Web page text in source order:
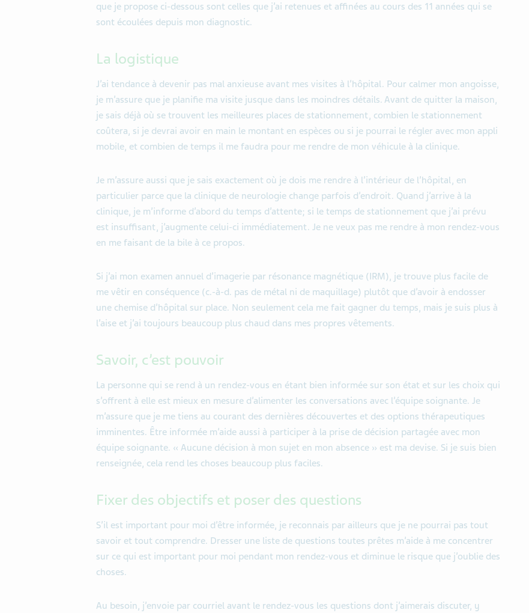
que je propose ci-dessous sont celles que j’ai retenues et affinées au cours des 11 années qui se
sont écoulées depuis mon diagnostic.
La logistique
J’ai tendance à devenir pas mal anxieuse avant mes visites à l’hôpital. Pour calmer mon angoisse,
je m’assure que je planifie ma visite jusque dans les moindres détails. Avant de quitter la maison,
je sais déjà où se trouvent les meilleures places de stationnement, combien le stationnement
coûtera, si je devrai avoir en main le montant en espèces ou si je pourrai le régler avec mon appli
mobile, et combien de temps il me faudra pour me rendre de mon véhicule à la clinique.
Je m’assure aussi que je sais exactement où je dois me rendre à l’intérieur de l’hôpital, en
particulier parce que la clinique de neurologie change parfois d’endroit. Quand j’arrive à la
clinique, je m’informe d’abord du temps d’attente; si le temps de stationnement que j’ai prévu
est insuffisant, j’augmente celui-ci immédiatement. Je ne veux pas me rendre à mon rendez-vous
en me faisant de la bile à ce propos.
Si j’ai mon examen annuel d’imagerie par résonance magnétique (IRM), je trouve plus facile de
me vêtir en conséquence (c.-à-d. pas de métal ni de maquillage) plutôt que d’avoir à endosser
une chemise d’hôpital sur place. Non seulement cela me fait gagner du temps, mais je suis plus à
l’aise et j’ai toujours beaucoup plus chaud dans mes propres vêtements.
Savoir, c’est pouvoir
La personne qui se rend à un rendez-vous en étant bien informée sur son état et sur les choix qui
s’offrent à elle est mieux en mesure d’alimenter les conversations avec l’équipe soignante. Je
m’assure que je me tiens au courant des dernières découvertes et des options thérapeutiques
imminentes. Être informée m’aide aussi à participer à la prise de décision partagée avec mon
équipe soignante. « Aucune décision à mon sujet en mon absence » est ma devise. Si je suis bien
renseignée, cela rend les choses beaucoup plus faciles.
Fixer des objectifs et poser des questions
S’il est important pour moi d’être informée, je reconnais par ailleurs que je ne pourrai pas tout
savoir et tout comprendre. Dresser une liste de questions toutes prêtes m’aide à me concentrer
sur ce qui est important pour moi pendant mon rendez-vous et diminue le risque que j’oublie des
choses.
Au besoin, j’envoie par courriel avant le rendez-vous les questions dont j’aimerais discuter, y